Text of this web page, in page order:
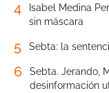
4
Isabel Medina
sin máscara
5 Sebta: la
6
Sebta. Jerando,
desinformación